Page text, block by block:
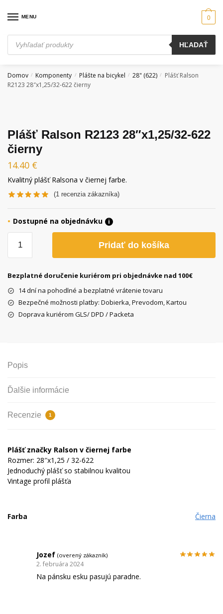
MENU
Products
search
HĽADAŤ
0
Domov / Komponenty / Plášte na bicykel / 28" (622) /
Plášť Ralson
R2123 28″x1,25/32-622 čierny
Plášť Ralson R2123 28″x1,25/32-622
čierny
14.40 €
Kvalitný plášť Ralsona v čiernej farbe.
(1 recenzia zákazníka)
Dostupné na objednávku
i
Plášť
R2123
Pridať do košíka
Bezplatné doručenie kuriérom pri objednávke nad 100€
14 dní na pohodlné a bezplatné vrátenie tovaru
Bezpečné možnosti platby: Dobierka, Prevodom, Kartou
Doprava kuriérom GLS/ DPD / Packeta
Popis
Ďalšie informácie
Recenzie 1
Plášť značky Ralson v čiernej farbe
Rozmer: 28″x1,25 / 32-622
Jednoduchý plášť so stabilnou kvalitou
Vintage profil plášťa
Farba Čierna
Jozef (overený zákazník)
2. februára 2024
Na pánsku esku pasujú paradne.